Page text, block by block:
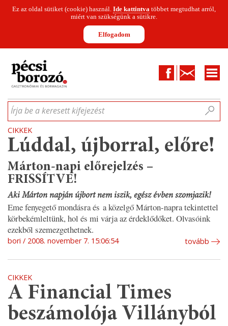
Ez az oldal sütiket (cookie) használ. Ide kattintva többet megtudhat arról,
miért van szükségünk a sütikre.
Elfogadom
FacebookKapcsolat
CIKKEKHÍREKINFOGRAFIKÁKMUNKATÁRSAKWINESOFA
Írja be a keresett kifejezést
CIKKEK
Lúddal, újborral, előre!
Márton-napi előrejelzés –
FRISSÍTVE!
Aki Márton napján újbort nem iszik, egész évben szomjazik!
Eme fenyegető mondásra és a közelgő Márton-napra tekintettel
körbekémleltünk, hol és mi várja az érdeklődőket. Olvasóink
ezekből szemezgethetnek.
bori 2008. november 7. 15:06:54 tovább
CIKKEK
A Financial Times
beszámolója Villányból